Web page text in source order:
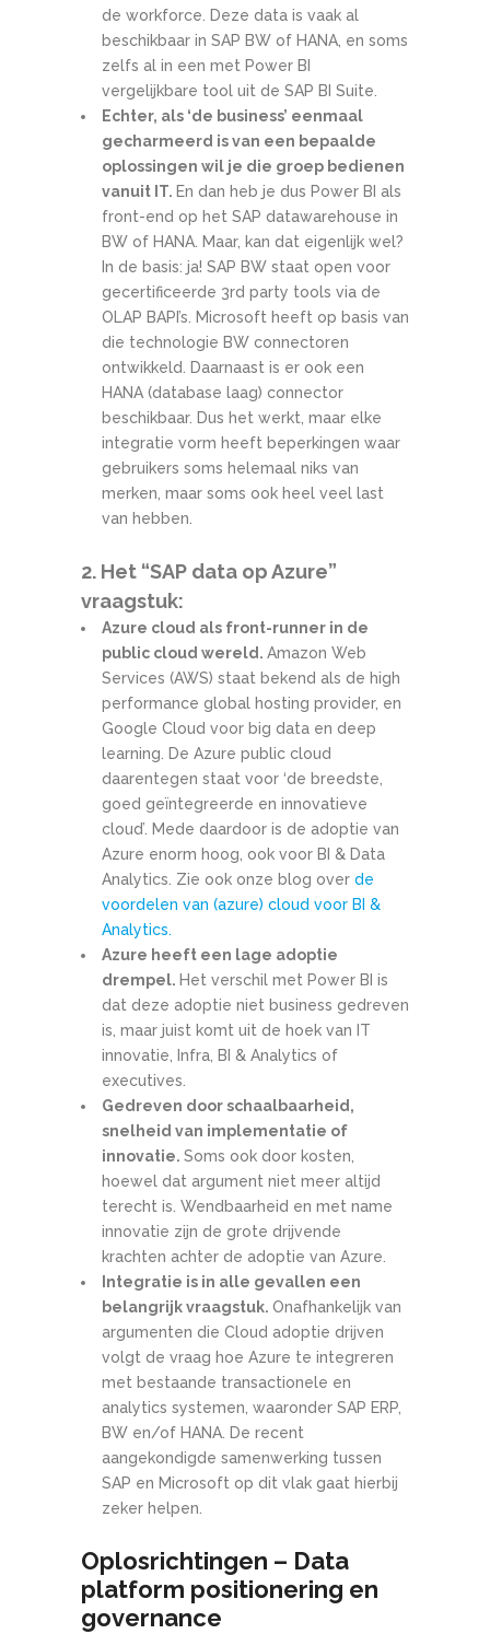
de workforce. Deze data is vaak al
beschikbaar in SAP BW of HANA, en soms
zelfs al in een met Power BI
vergelijkbare tool uit de SAP BI Suite.
Echter, als ‘de business’ eenmaal
gecharmeerd is van een bepaalde
oplossingen wil je die groep bedienen
vanuit IT. En dan heb je dus Power BI als
front-end op het SAP datawarehouse in
BW of HANA. Maar, kan dat eigenlijk wel?
In de basis: ja! SAP BW staat open voor
gecertificeerde 3rd party tools via de
OLAP BAPI’s. Microsoft heeft op basis van
die technologie BW connectoren
ontwikkeld. Daarnaast is er ook een
HANA (database laag) connector
beschikbaar. Dus het werkt, maar elke
integratie vorm heeft beperkingen waar
gebruikers soms helemaal niks van
merken, maar soms ook heel veel last
van hebben.
2. Het “SAP data op Azure”
vraagstuk:
Azure cloud als front-runner in de
public cloud wereld. Amazon Web
Services (AWS) staat bekend als de high
performance global hosting provider, en
Google Cloud voor big data en deep
learning. De Azure public cloud
daarentegen staat voor ‘de breedste,
goed geïntegreerde en innovatieve
cloud’. Mede daardoor is de adoptie van
Azure enorm hoog, ook voor BI & Data
Analytics. Zie ook onze blog over de
voordelen van (azure) cloud voor BI &
Analytics.
Azure heeft een lage adoptie
drempel. Het verschil met Power BI is
dat deze adoptie niet business gedreven
is, maar juist komt uit de hoek van IT
innovatie, Infra, BI & Analytics of
executives.
Gedreven door schaalbaarheid,
snelheid van implementatie of
innovatie. Soms ook door kosten,
hoewel dat argument niet meer altijd
terecht is. Wendbaarheid en met name
innovatie zijn de grote drijvende
krachten achter de adoptie van Azure.
Integratie is in alle gevallen een
belangrijk vraagstuk. Onafhankelijk van
argumenten die Cloud adoptie drijven
volgt de vraag hoe Azure te integreren
met bestaande transactionele en
analytics systemen, waaronder SAP ERP,
BW en/of HANA. De recent
aangekondigde samenwerking tussen
SAP en Microsoft op dit vlak gaat hierbij
zeker helpen.
Oplosrichtingen – Data
platform positionering en
governance